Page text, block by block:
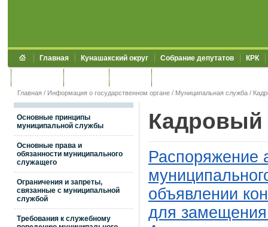
Главная Кунашакский округ Собрание депутатов КРК
Главная / Информация о государственном органе / Муниципальная служба /
Основные принципы
муниципальной службы
Основные права и
обязанности муниципального
служащего
Ограничения и запреты,
связанные с муниципальной
службой
Требования к служебному
Кадровый
Распоряжение
объявлении
для